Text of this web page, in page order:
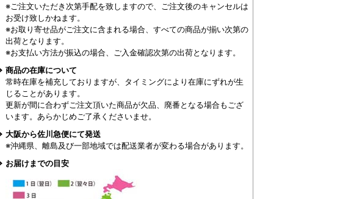
※ご注文いただき次第手配を致しますので、ご注文後のキャンセルは
お受け致しかねます。
※お取り寄せ品がご注文に含まれる場合、すべての商品が揃い次第の
出荷となります。
※お支払い方法が振込の場合、ご入金確認次第の出荷となります。
商品の在庫について
常時在庫を補充しておりますが、タイミングにより在庫にずれが生
じることがあります。
更新が間に合わずご注文頂いた商品が欠品、廃番となる場合もござ
います。あらかじめご了承くださいませ。
大阪から佐川急便にて発送
※沖縄県、離島及び一部地域では配送業者が変わる場合があります。
お届けまでの目安